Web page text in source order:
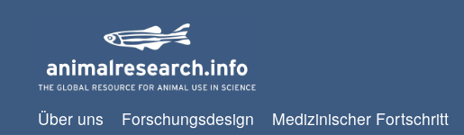
Über uns Forschungsdesign Medizinischer Fortschritt